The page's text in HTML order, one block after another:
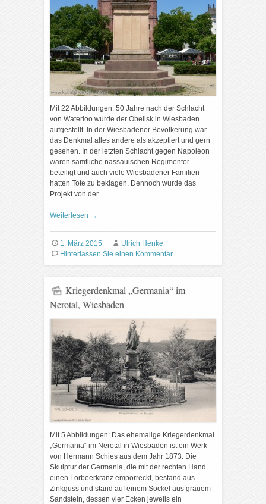
Mit 22 Abbildungen: 50 Jahre nach der Schlacht
von Waterloo wurde der Obelisk in Wiesbaden
aufgestellt. In der Wiesbadener Bevölkerung war
das Denkmal alles andere als akzeptiert und gern
gesehen. In der letzten Schlacht gegen Napoléon
waren sämtliche nassauischen Regimenter
beteiligt und auch viele Wiesbadener Familien
hatten Tote zu beklagen. Dennoch wurde das
Projekt von der …
Weiterlesen →
1. März 2015
Ulrich Henke
Hinterlassen Sie einen Kommentar
Kriegerdenkmal „Germania“ im
Nerotal, Wiesbaden
Mit 5 Abbildungen: Das ehemalige Kriegerdenkmal
„Germania“ im Nerotal in Wiesbaden ist ein Werk
von Hermann Schies aus dem Jahr 1873. Die
Skulptur der Germania, die mit der rechten Hand
einen Lorbeerkranz emporreckt, bestand aus
Zinkguss und stand auf einem Sockel aus grauem
Sandstein, dessen vier Ecken jeweils ein